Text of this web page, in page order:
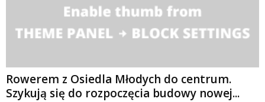
Rowerem z Osiedla Młodych do centrum.
Szykują się do rozpoczęcia budowy nowej...